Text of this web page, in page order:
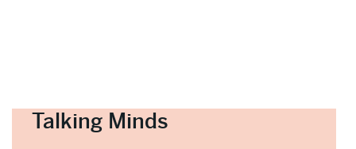
Talking Minds